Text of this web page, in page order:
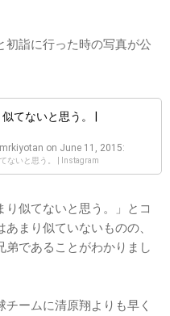
初詣に行った時の写真が公
てないと思う。 |
on June 11, 2015:
ないと思う。 | Instagram
似てないと思う。」とコ
まり似ていないものの、
であることがわかりまし
ームに清原翔よりも早く